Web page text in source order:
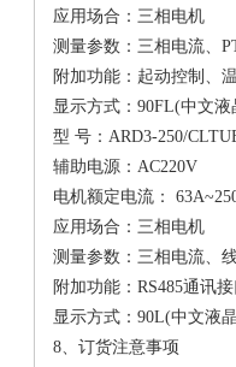
应用场合：三相电机
测量参数：三相电流、
附加功能：起动控制、
显示方式：90FL(中文液
型 号：ARD3-250/
辅助电源：AC220V
电机额定电流：
应用场合：三相电机
测量参数：三相电流、
附加功能：RS485通讯
显示方式：90L(中文液
8、订货注意事项